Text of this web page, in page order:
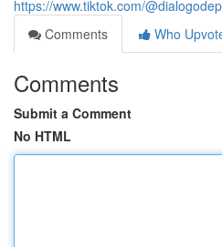
https://www.tiktok.com/
Comments
Who
Comments
Submit a Comment
No HTML